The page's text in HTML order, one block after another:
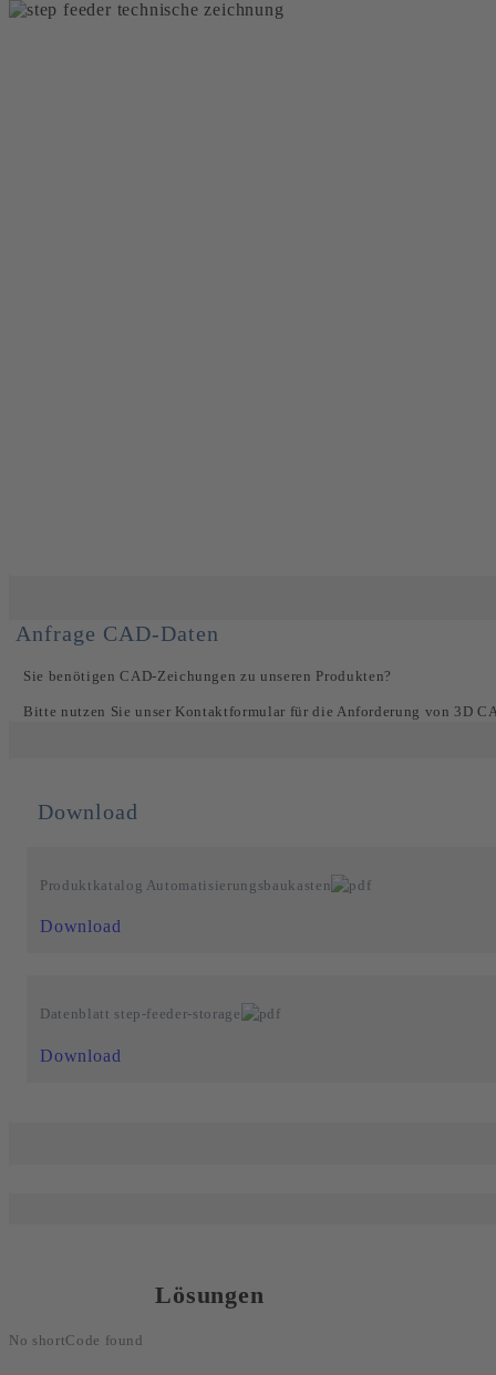
Anfrage CAD-Daten
Sie benötigen CAD-Zeichungen zu unseren Produkten?
Bitte nutzen Sie unser Kontaktformular für die Anforderung von 3D
Download
Produktkatalog Automatisierungsbaukasten
Download
Datenblatt step-feeder-storage
Download
Lösungen
No shortCode found